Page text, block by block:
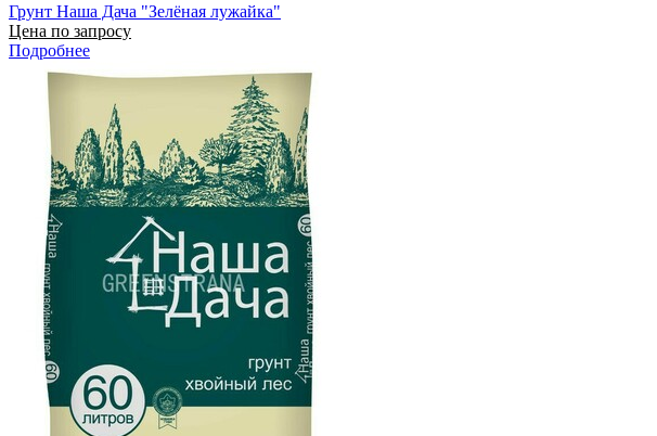
Грунт Наша Дача "Зелёная лужайка"
Цена по запросу
Подробнее